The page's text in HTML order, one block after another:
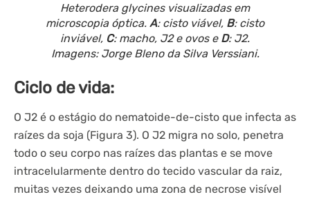
Heterodera glycinesvisualizadas em
microscopia óptica. A: cisto viável, B: cisto
inviável, C: macho, J2 e ovos e D: J2.
Imagens: Jorge Bleno da Silva Verssiani.
Ciclo de vida:
O J2 é o estágio do nematoide-de-cisto que infecta as
raízes da soja (Figura 3). O J2 migra no solo, penetra
todo o seu corpo nas raízes das plantas e se move
intracelularmente dentro do tecido vascular da raiz,
muitas vezes deixando uma zona de necrose visível